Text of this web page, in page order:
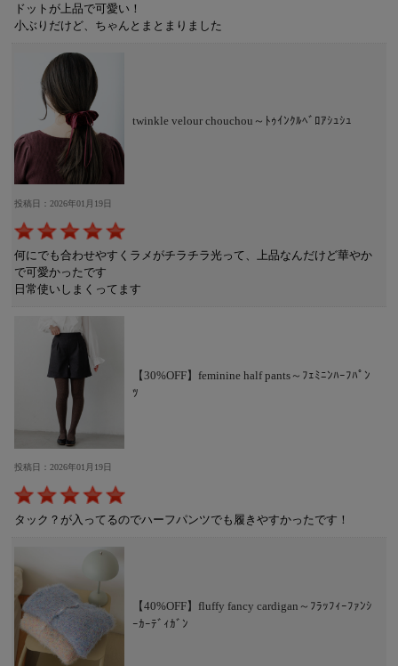
ドットが上品で可愛い！
小ぶりだけど、ちゃんとまとまりました
twinkle velour chouchou～ﾄｩｲﾝｸﾙﾍﾞﾛｱｼｭｼｭ
投稿日：2026年01月19日
何にでも合わせやすくラメがチラチラ光って、上品なんだけど華やか
で可愛かったです
日常使いしまくってます
【30%OFF】feminine half pants～ﾌｪﾐﾆﾝﾊｰﾌﾊﾟﾝ
ﾂ
投稿日：2026年01月19日
タック？が入ってるのでハーフパンツでも履きやすかったです！
【40%OFF】fluffy fancy cardigan～ﾌﾗｯﾌｨｰﾌｧﾝｼ
ｰｶｰﾃﾞｨｶﾞﾝ